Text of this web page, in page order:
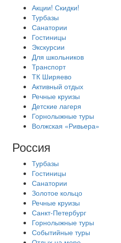
Акции! Скидки!
Турбазы
Санатории
Гостиницы
Экскурсии
Для школьников
Транспорт
ТК Ширяево
Активный отдых
Речные круизы
Детские лагеря
Горнолыжные туры
Волжская «Ривьера»
Россия
Турбазы
Гостиницы
Санатории
Золотое кольцо
Речные круизы
Санкт-Петербург
Горнолыжные туры
Событийные туры